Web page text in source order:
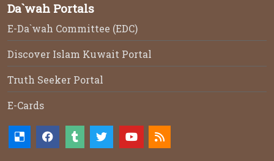
Da`wah Portals
E-Da`wah Committee (EDC)
Discover Islam Kuwait Portal
Truth Seeker Portal
E-Cards